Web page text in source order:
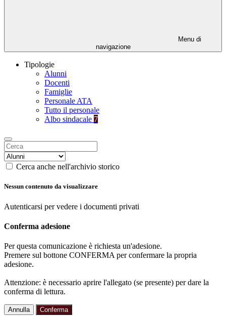
Menu di
navigazione
Tipologie
Alunni
Docenti
Famiglie
Personale ATA
Tutto il personale
Albo sindacale 7
Cerca anche nell'archivio storico
Nessun contenuto da visualizzare
Autenticarsi per vedere i documenti privati
Conferma adesione
Per questa comunicazione è richiesta un'adesione.
Premere sul bottone CONFERMA per confermare la propria
adesione.
Attenzione: è necessario aprire l'allegato (se presente) per dare la
conferma di lettura.
Annulla Conferma